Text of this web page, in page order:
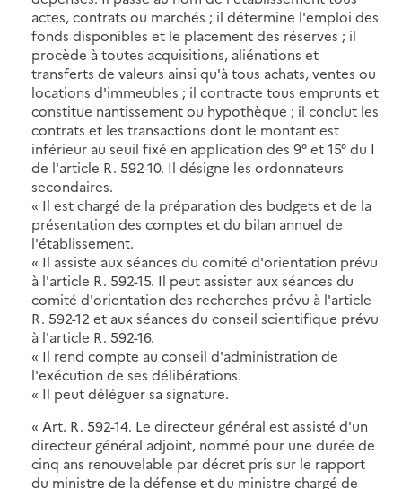
actes, contrats ou marchés ; il détermine l'emploi des
fonds disponibles et le placement des réserves ; il
procède à toutes acquisitions, aliénations et
transferts de valeurs ainsi qu'à tous achats, ventes ou
locations d'immeubles ; il contracte tous emprunts et
constitue nantissement ou hypothèque ; il conclut les
contrats et les transactions dont le montant est
inférieur au seuil fixé en application des 9° et 15° du I
de l'article R. 592-10. Il désigne les ordonnateurs
secondaires.
« Il est chargé de la préparation des budgets et de la
présentation des comptes et du bilan annuel de
l'établissement.
« Il assiste aux séances du comité d'orientation prévu
à l'article R. 592-15. Il peut assister aux séances du
comité d'orientation des recherches prévu à l'article
R. 592-12 et aux séances du conseil scientifique prévu
à l'article R. 592-16.
« Il rend compte au conseil d'administration de
l'exécution de ses délibérations.
« Il peut déléguer sa signature.
« Art. R. 592-14. Le directeur général est assisté d'un
directeur général adjoint, nommé pour une durée de
cinq ans renouvelable par décret pris sur le rapport
du ministre de la défense et du ministre chargé de